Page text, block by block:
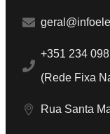
+351 234
(Rede Fixa
Rua Santa